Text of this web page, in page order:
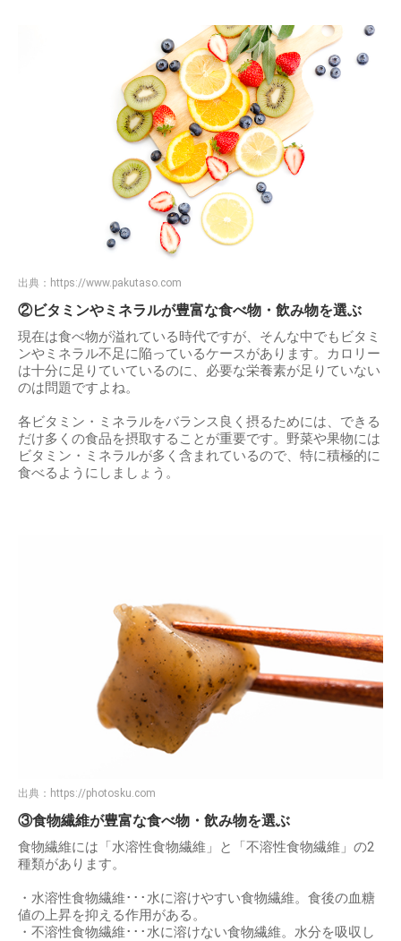
出典： https://www.pakutaso.com
②ビタミンやミネラルが豊富な食べ物・飲み物を選ぶ
現在は食べ物が溢れている時代ですが、そんな中でもビタミ
ンやミネラル不足に陥っているケースがあります。カロリー
は十分に足りていているのに、必要な栄養素が足りていない
のは問題ですよね。
各ビタミン・ミネラルをバランス良く摂るためには、できる
だけ多くの食品を摂取することが重要です。野菜や果物には
ビタミン・ミネラルが多く含まれているので、特に積極的に
食べるようにしましょう。
出典： https://photosku.com
③食物繊維が豊富な食べ物・飲み物を選ぶ
食物繊維には「水溶性食物繊維」と「不溶性食物繊維」の2
種類があります。
・水溶性食物繊維･･･水に溶けやすい食物繊維。食後の血糖
値の上昇を抑える作用がある。
・不溶性食物繊維･･･水に溶けない食物繊維。水分を吸収し